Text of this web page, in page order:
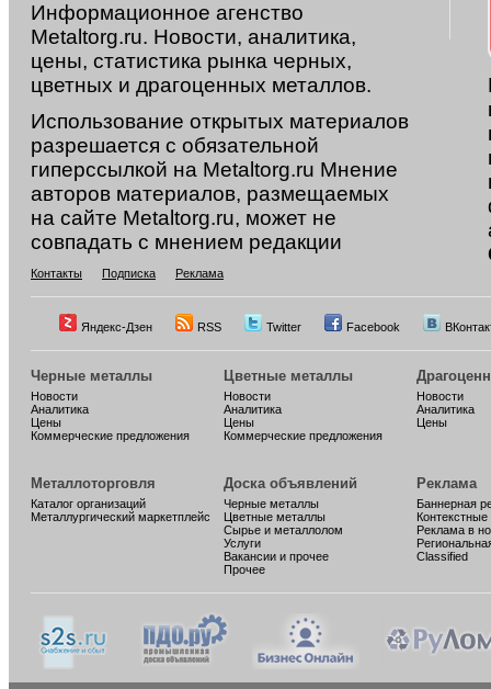
Информационное агенство
Metaltorg.ru. Новости, аналитика,
цены, статистика рынка черных,
цветных и драгоценных металлов.
Использование открытых материалов
разрешается с обязательной
гиперссылкой на Metaltorg.ru Мнение
авторов материалов, размещаемых
на сайте Metaltorg.ru, может не
совпадать с мнением редакции
Контакты Подписка Реклама
Яндекс-Дзен RSS Twitter Facebook
Черные металлы
Новости
Аналитика
Цены
Коммерческие предложения
Цветные металлы
Новости
Аналитика
Цены
Коммерческие предложения
Новости
Аналитика
Цены
Металлоторговля
Каталог организаций
Металлургический маркетплейс
Доска объявлений
Черные металлы
Цветные металлы
Сырье и металлолом
Услуги
Вакансии и прочее
Прочее
Реклама
Баннерная
Реклама в
Classified